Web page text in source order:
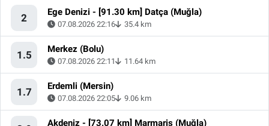
2 Ege Denizi - [91.30 km] Datça (Muğla)
07.08.2026 22:16 35.4 km
1.5 Merkez (Bolu)
07.08.2026 22:11 11.64 km
1.7 Erdemli (Mersin)
07.08.2026 22:05 9.06 km
Akdeniz - [73.07 km] Marmaris (Muğla)